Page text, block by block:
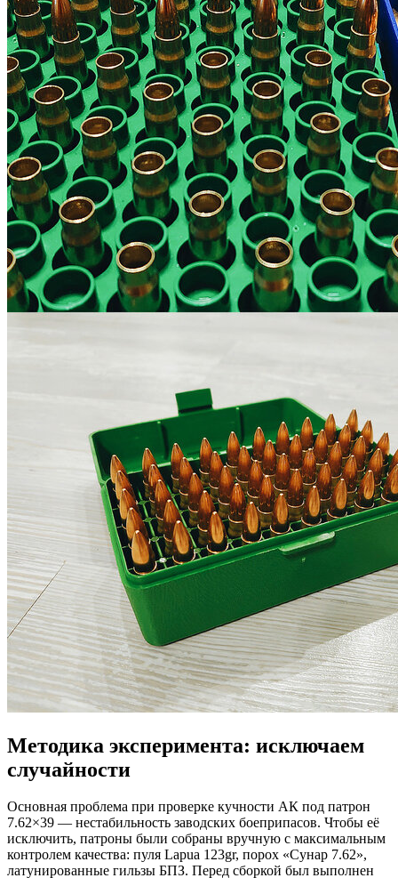
Методика эксперимента: исключаем
случайности
Основная проблема при проверке кучности АК под патрон
7.62×39 — нестабильность заводских боеприпасов. Чтобы её
исключить, патроны были собраны вручную с максимальным
контролем качества: пуля Lapua 123gr, порох «Сунар 7.62»,
латунированные гильзы БПЗ. Перед сборкой был выполнен